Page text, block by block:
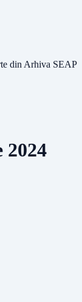
din Arhiva SEAP